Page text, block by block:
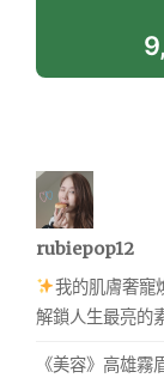
rubiepop12
我的肌膚奢
解鎖人生最亮的
《美容》高雄